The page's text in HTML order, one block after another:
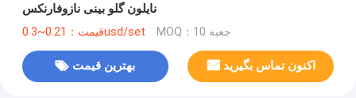
نایلون گلو بینی نازوفارنکس
قیمت：0.21~0.3usd/set MOQ：10 جعبه
بهترین قیمت اکنون تماس بگیرید